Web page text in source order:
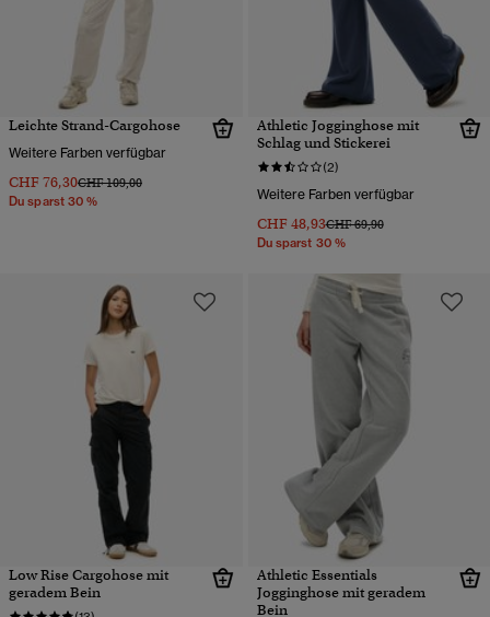
Leichte Strand-Cargohose
Weitere Farben verfügbar
CHF 76,30Preis wurde reduziert von
CHF 109,00bis
Du sparst 30 %
Athletic Jogginghose mit
Schlag und Stickerei
(2)
Weitere Farben verfügbar
CHF 48,93Preis wurde reduziert von
CHF 69,90bis
Du sparst 30 %
Low Rise Cargohose mit
geradem Bein
Athletic Essentials
Jogginghose mit geradem
Bein